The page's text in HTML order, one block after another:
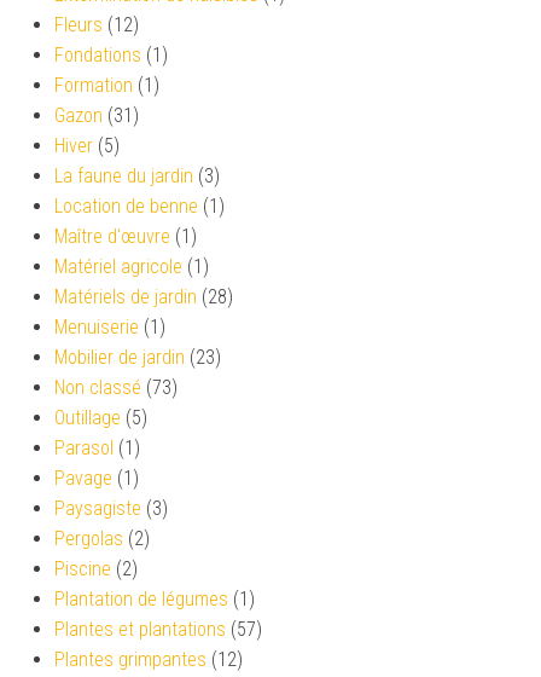
Fleurs (12)
Fondations (1)
Formation (1)
Gazon (31)
Hiver (5)
La faune du jardin (3)
Location de benne (1)
Maître d'œuvre (1)
Matériel agricole (1)
Matériels de jardin (28)
Menuiserie (1)
Mobilier de jardin (23)
Non classé (73)
Outillage (5)
Parasol (1)
Pavage (1)
Paysagiste (3)
Pergolas (2)
Piscine (2)
Plantation de légumes (1)
Plantes et plantations (57)
Plantes grimpantes (12)